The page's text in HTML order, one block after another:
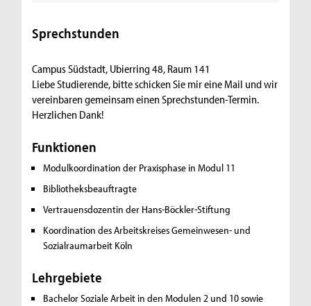
Sprechstunden
Campus Südstadt, Ubierring 48, Raum 141
Liebe Studierende, bitte schicken Sie mir eine Mail und wir
vereinbaren gemeinsam einen Sprechstunden-Termin.
Herzlichen Dank!
Funktionen
Modulkoordination der Praxisphase in Modul 11
Bibliotheksbeauftragte
Vertrauensdozentin der Hans-Böckler-Stiftung
Koordination des Arbeitskreises Gemeinwesen- und
Sozialraumarbeit Köln
Lehrgebiete
Bachelor Soziale Arbeit in den Modulen 2 und 10 sowie